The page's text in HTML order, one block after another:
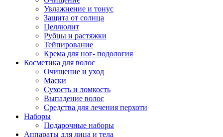
Увлажнение и тонус
Защита от солнца
Целлюлит
Рубцы и растяжки
Тейпирование
Крема для ног- подология
Косметика для волос
Очищение и уход
Маски
Сухость и ломкость
Выпадение волос
Средства для лечения перхоти
Наборы
Подарочные наборы
Аппараты для лица и тела